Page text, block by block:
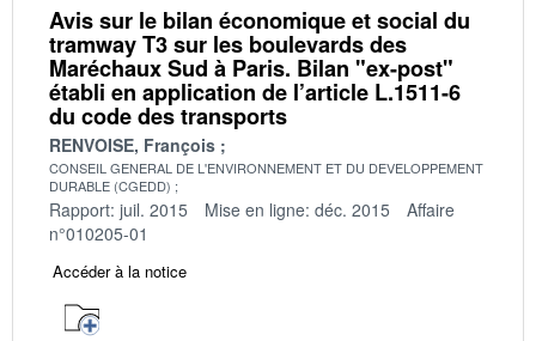
Avis sur le bilan économique et social du
tramway T3 sur les boulevards des
Maréchaux Sud à Paris. Bilan "ex-post"
établi en application de l’article L.1511-6
du code des transports
RENVOISE, François
CONSEIL GENERAL DE L'ENVIRONNEMENT ET DU DEVELOPPEMENT
DURABLE (CGEDD)
Rapport: juil. 2015 Mise en ligne: déc. 2015
Affaire
n°010205-01
Accéder à la notice